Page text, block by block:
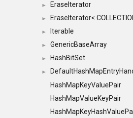
► EraseIterator
► EraseIterator<
► Iterable
► GenericBaseArray
► HashBitSet
►
HashMapKeyValuePair
HashMapValueKeyPair